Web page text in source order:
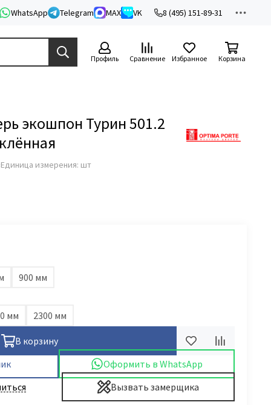
WhatsApp Telegram MAX VK 8 (495) 151-89-31
Профиль Сравнение Избранное Корзина
экошпон Турин 501.2
Единица измерения: шт
900 мм
мм 2300 мм
В корзину
Оформить в WhatsApp
Вызвать замерщика